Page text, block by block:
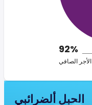
92%
الأجر الصافي
الجبل ألضرائبي